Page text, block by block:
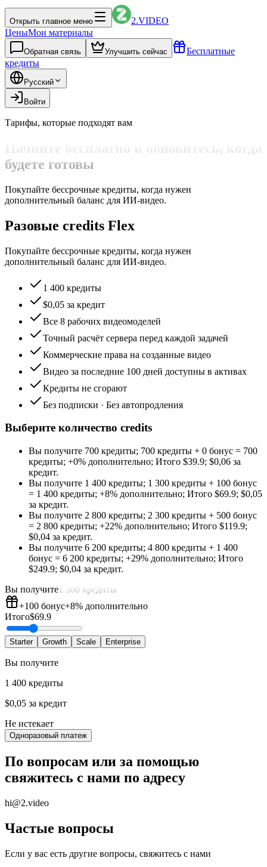
Открыть главное меню
2.VIDEO
ЦеныМои материалы
Обратная связь Улучшить сейчас
Бесплатные
кредиты
Русский
Войти
Тарифы, которые подходят вам
будете готовы
Покупайте бессрочные кредиты, когда нужен
дополнительный баланс для ИИ-видео.
Разовые credits Flex
Покупайте бессрочные кредиты, когда нужен
дополнительный баланс для ИИ-видео.
1 400 кредиты
$0,05 за кредит
Все 8 рабочих видеомоделей
Точный расчёт сервера перед каждой задачей
Коммерческие права на созданные видео
Видео за последние 100 дней доступны в активах
Кредиты не сгорают
Без подписки · Без автопродления
Выберите количество credits
Вы получите 700 кредиты; 700 кредиты + 0 бонус = 700
кредиты; +0% дополнительно; Итого $39.9; $0,06 за
кредит.
Вы получите 1 400 кредиты; 1 300 кредиты + 100 бонус
= 1 400 кредиты; +8% дополнительно; Итого $69.9; $0,05
за кредит.
Вы получите 2 800 кредиты; 2 300 кредиты + 500 бонус
= 2 800 кредиты; +22% дополнительно; Итого $119.9;
$0,04 за кредит.
Вы получите 6 200 кредиты; 4 800 кредиты + 1 400
бонус = 6 200 кредиты; +29% дополнительно; Итого
$249.9; $0,04 за кредит.
Вы получите1 300 кредиты
+100 бонус+8% дополнительно
Итого$69.9
Starter Growth Scale Enterprise
Вы получите
1 400 кредиты
$0,05 за кредит
Не истекает
Одноразовый платеж
По вопросам или за помощью
свяжитесь с нами по адресу
hi@2.video
Частые вопросы
Если у вас есть другие вопросы, свяжитесь с нами